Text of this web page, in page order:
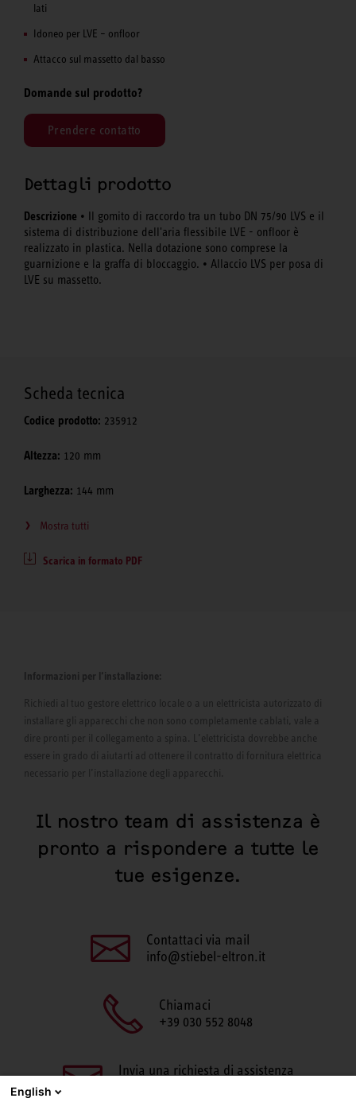
lati
Idoneo per LVE – onfloor
Attacco sul massetto dal basso
Domande sul prodotto?
Prendere contatto
Dettagli prodotto
Descrizione • Il gomito di raccordo tra un tubo DN 75/90 LVS e il
sistema di distribuzione dell'aria flessibile LVE - onfloor è
realizzato in plastica. Nella dotazione sono comprese la
guarnizione e la graffa di bloccaggio. • Allaccio LVS per posa di
LVE su massetto.
Scheda tecnica
Codice prodotto: 235912
Altezza: 120 mm
Larghezza: 144 mm
Mostra tutti
Scarica in formato PDF
Informazioni per l’installazione:
Richiedi al tuo gestore elettrico locale o a un elettricista autorizzato di
installare gli apparecchi che non sono completamente cablati, vale a
dire pronti per il collegamento a spina. L’elettricista dovrebbe anche
essere in grado di aiutarti ad ottenere il contratto di fornitura elettrica
necessario per l’installazione degli apparecchi.
Il nostro team di assistenza è
pronto a rispondere a tutte le
tue esigenze.
Contattaci via mail
info@stiebel-eltron.it
Chiamaci
+39 030 552 8048
Invia una richiesta di assistenza
English